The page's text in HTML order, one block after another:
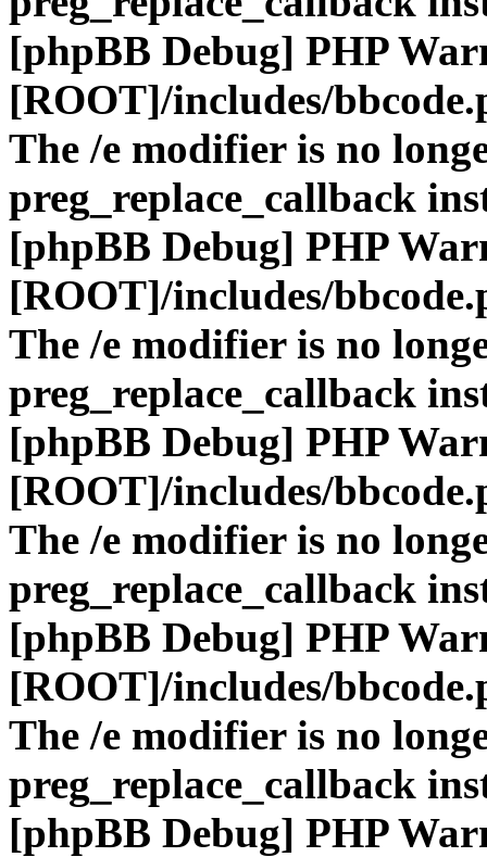
[phpBB Debug] PHP
[ROOT]/includes/
The /e modifier is no
preg_replace_callback
[phpBB Debug] PHP
[ROOT]/includes/
The /e modifier is no
preg_replace_callback
[phpBB Debug] PHP
[ROOT]/includes/
The /e modifier is no
preg_replace_callback
[phpBB Debug] PHP
[ROOT]/includes/
The /e modifier is no
preg_replace_callback
[phpBB Debug] PHP